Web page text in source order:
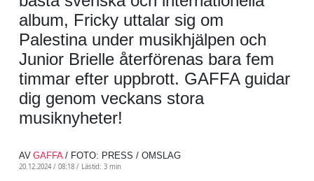
album, Fricky uttalar sig om
Palestina under musikhjälpen och
Junior Brielle återförenas bara fem
timmar efter uppbrott. GAFFA guidar
dig genom veckans stora
musiknyheter!
AV GAFFA / FOTO: PRESS / OMSLAG
20.12.2024 / 08:18 / Lästid: 3 min